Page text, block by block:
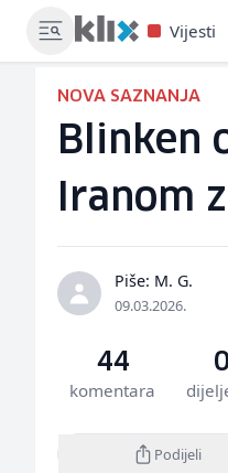
Vijesti
NOVA SAZNANJA
Blinken
Iranom
Piše: M. G.
09.03.2026.
44
komentara
Podijeli